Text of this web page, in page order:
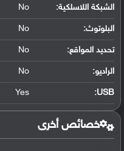
الشبكة اللاسلكية: No
البلوتوث:
No
تحديد المواقع:
No
الراديو: No
USB
:
Yes
خصائص أخرى